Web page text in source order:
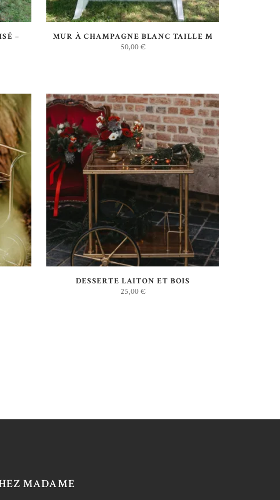
–
MUR À CHAMPAGNE BLANC TAILLE M
50,00€
AJOUTER AU DEVIS
DESSERTE LAITON ET BOIS
25,00€
MADAME